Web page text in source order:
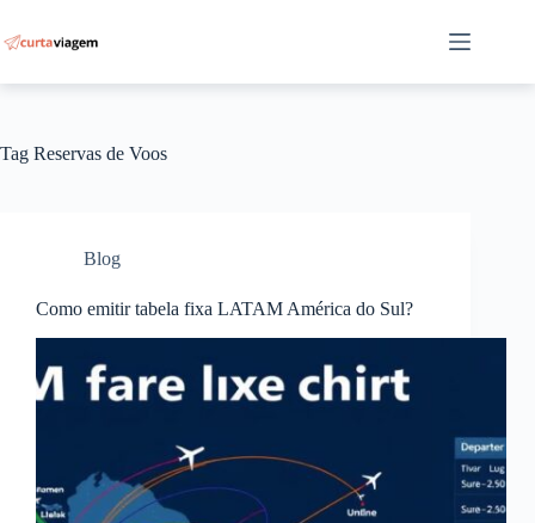
para
o
Tag Reservas de Voos
Blog
Como emitir tabela fixa LATAM América do Sul?